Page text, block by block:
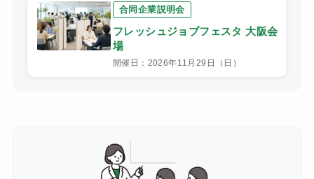
合同企業説明会
フレッシュジョブフェスタ 大阪会
場
開催日：2026年11月29日（日）